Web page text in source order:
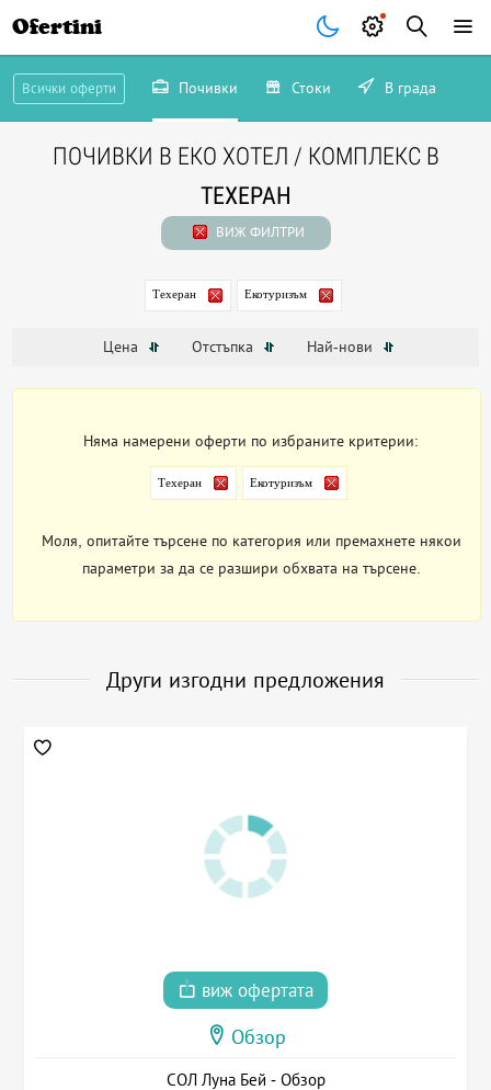
Ofertini
Всички оферти Почивки Стоки В града
ПОЧИВКИ В ЕКО ХОТЕЛ / КОМПЛЕКС В
ТЕХЕРАН
ВИЖ ФИЛТРИ
Техеран Екотуризъм
Цена Отстъпка Най-нови
Няма намерени оферти по избраните критерии:
Техеран Екотуризъм
Моля, опитайте търсене по категория или премахнете някои
параметри за да се разшири обхвата на търсене.
Други изгодни предложения
виж офертата
Обзор
СОЛ Луна Бей - Обзор